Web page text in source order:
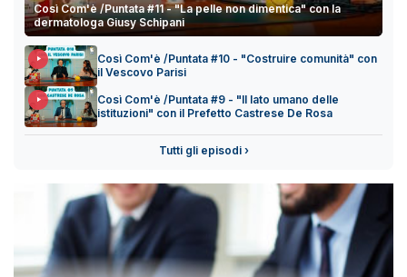
Così Com'è /Puntata #11 - "La pelle non dimentica" con la
dermatologa Giusy Schipani
Così Com'è /Puntata #10 - "Costruire comunità" con
il Vescovo Parisi
Così Com'è /Puntata #9 - "Il lato umano delle
istituzioni" con il Prefetto Castrese De Rosa
Tutti gli episodi ›